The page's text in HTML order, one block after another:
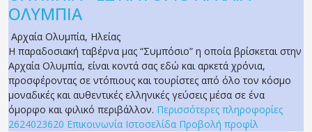
ΟΛΥΜΠΙΑ
Αρχαία Ολυμπία, Ηλείας
Η παραδοσιακή ταβέρνα μας “Συμπόσιο” η οποία βρίσκεται στην
Αρχαία Ολυμπία, είναι κοντά σας εδώ και αρκετά χρόνια,
προσφέροντας σε ντόπιους και τουρίστες από όλο τον κόσμο
μοναδικές και αυθεντικές ελληνικές γεύσεις μέσα σε ένα
όμορφο και φιλικό περιβάλλον. Περισσότερες πληροφορίες
2624023620 Επικοινωνία Ιστοσελίδα Προβολή προφίλ